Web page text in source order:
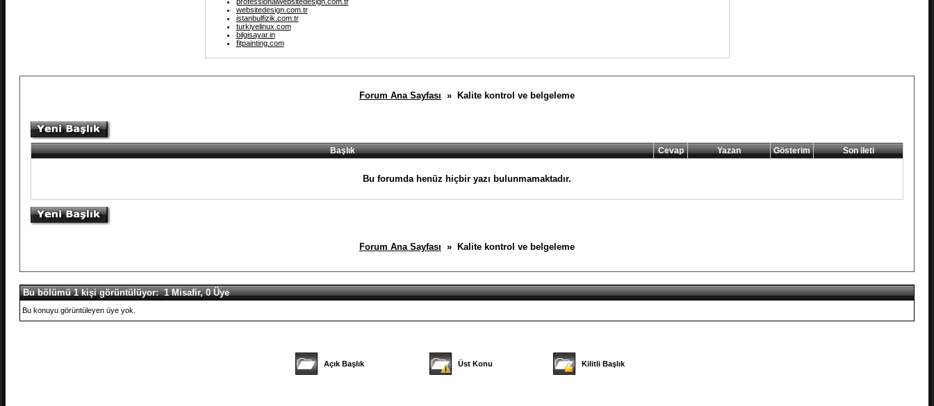
professionalwebsitedesign.com.tr
websitedesign.com.tr
istanbulfizik.com.tr
turkiyelinux.com
bilgisayar.in
fitpainting.com
Forum Ana Sayfası » Kalite kontrol ve belgeleme
Başlık Cevap Yazan Gösterim Son ileti
Bu forumda henüz hiçbir yazı bulunmamaktadır.
Forum Ana Sayfası » Kalite kontrol ve belgeleme
Bu bölümü 1 kişi görüntülüyor: 1 Misafir, 0 Üye
Bu konuyu görüntüleyen üye yok.
Açık Başlık Üst Konu Kilitli Başlık